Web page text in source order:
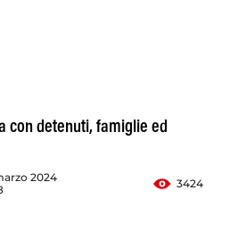
con detenuti, famiglie ed
2024
3424